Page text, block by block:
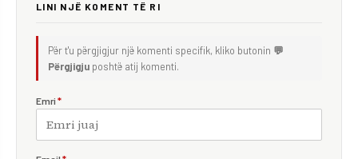
LINI NJË KOMENT TË RI
Për t'u përgjigjur një komenti specifik, kliko butonin 💬
Përgjigju poshtë atij komenti.
Emri *